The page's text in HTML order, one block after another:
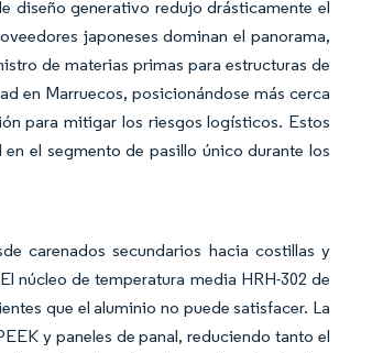
diseño generativo redujo drásticamente el
japoneses dominan el panorama,
de materias primas para estructuras de
en Marruecos, posicionándose más cerca
para mitigar los riesgos logísticos. Estos
el segmento de pasillo único durante los
carenados secundarios hacia costillas y
núcleo de temperatura media HRH-302 de
que el aluminio no puede satisfacer. La
y paneles de panal, reduciendo tanto el